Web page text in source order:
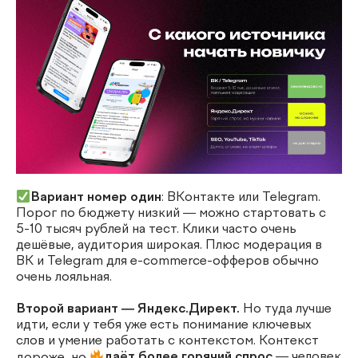
Вариант номер один: ВКонтакте или Telegram.
Порог по бюджету низкий — можно стартовать с
5-10 тысяч рублей на тест. Клики часто очень
дешёвые, аудитория широкая. Плюс модерация в
ВК и Telegram для e-commerce-офферов обычно
очень лояльная.
Второй вариант — Яндекс.Директ. Но туда лучше
идти, если у тебя уже есть понимание ключевых
слов и умение работать с контекстом. Контекст